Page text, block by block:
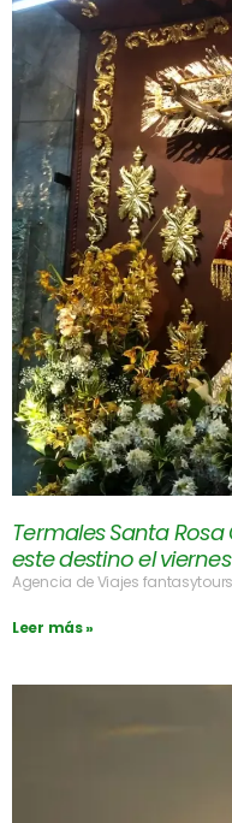
Termales Santa Rosa
este destino el
Agencia de Viajes fantasytours
Leer más »